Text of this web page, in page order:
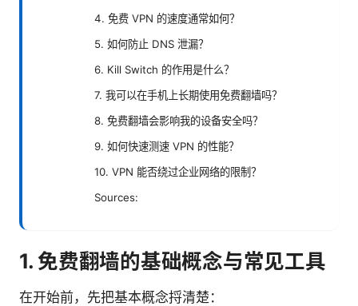
4. 免费 VPN 的速度通常如何？
5. 如何防止 DNS 泄漏？
6. Kill Switch 的作用是什么？
7. 我可以在手机上长期使用免费翻墙吗？
8. 免费翻墙会影响我的设备安全吗？
9. 如何快速测速 VPN 的性能？
10. VPN 能否绕过企业网络的限制？
Sources:
1. 免费翻墙的基础概念与常见工具
在开始前，先把基本概念捋清楚：